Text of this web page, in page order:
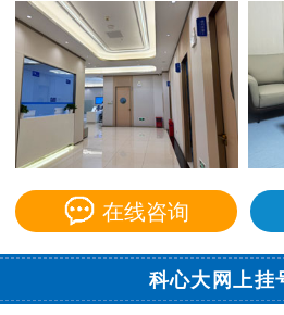
在线咨询
科心大网上挂